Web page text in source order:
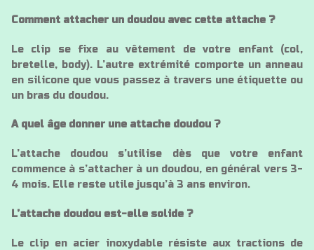
Comment attacher un doudou avec cette attache ?
Le clip se fixe au vêtement de votre enfant (col,
bretelle, body). L’autre extrémité comporte un anneau
en silicone que vous passez à travers une étiquette ou
un bras du doudou.
A quel âge donner une attache doudou ?
L’attache doudou s’utilise dès que votre enfant
commence à s’attacher à un doudou, en général vers 3-
4 mois. Elle reste utile jusqu’à 3 ans environ.
L’attache doudou est-elle solide ?
Le clip en acier inoxydable résiste aux tractions de